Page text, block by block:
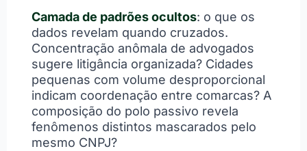
Camada de padrões ocultos: o que os
dados revelam quando cruzados.
Concentração anômala de advogados
sugere litigância organizada? Cidades
pequenas com volume desproporcional
indicam coordenação entre comarcas? A
composição do polo passivo revela
fenômenos distintos mascarados pelo
mesmo CNPJ?